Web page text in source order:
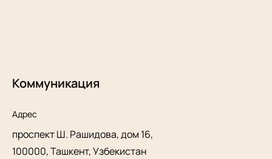
Коммуникация
Адрес
проспект Ш. Рашидова, дом 16,
100000, Ташкент, Узбекистан